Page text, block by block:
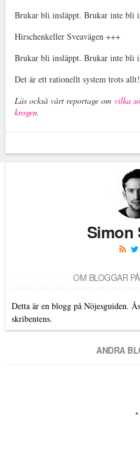
Brukar bli insläppt. Brukar inte bli
Hirschenkeller Sveavägen +++
Brukar bli insläppt. Brukar inte bli
Det är ett rationellt system trots
Läs också vårt reportage om vilka
krogen.
Simon
OM BLOGGAR
Detta är en blogg på Nöjesguiden.
skribentens.
ANDRA